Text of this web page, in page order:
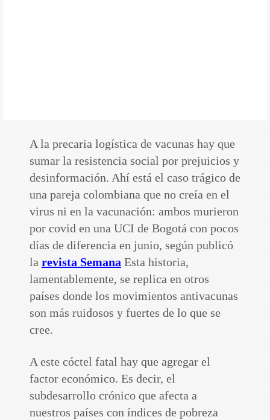
A la precaria logística de vacunas hay que
sumar la resistencia social por prejuicios y
desinformación. Ahí está el caso trágico de
una pareja colombiana que no creía en el
virus ni en la vacunación: ambos murieron
por covid en una UCI de Bogotá con pocos
días de diferencia en junio, según publicó
la revista Semana Esta historia,
lamentablemente, se replica en otros
países donde los movimientos antivacunas
son más ruidosos y fuertes de lo que se
cree.
A este cóctel fatal hay que agregar el
factor económico. Es decir, el
subdesarrollo crónico que afecta a
nuestros países con índices de pobreza